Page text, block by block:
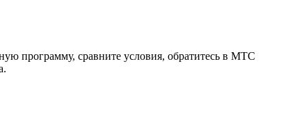
программу, сравните условия, обратитесь в МТС